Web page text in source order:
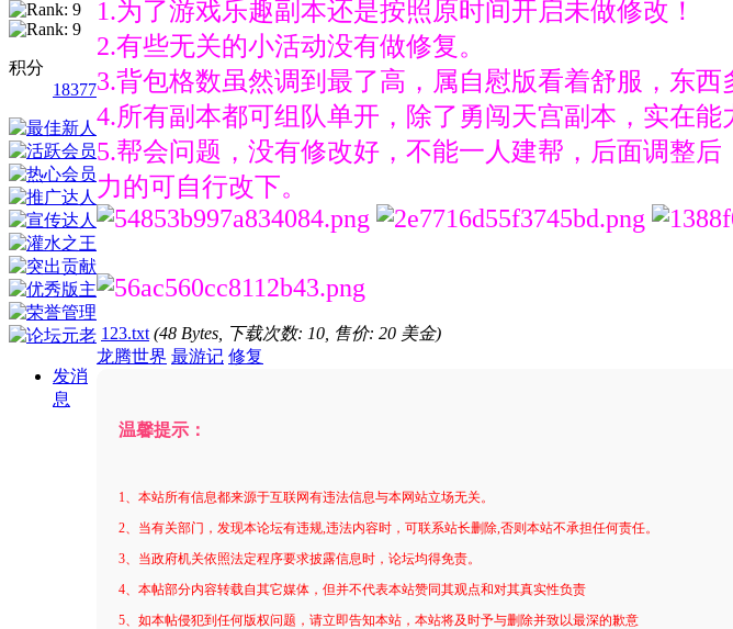
积分
18377
发消
息
1.为了游戏乐趣副本还是按照原时间开启未做修改！
2.有些无关的小活动没有做修复。
3.背包格数虽然调到最了高，属自慰版看着舒服，东西
4.所有副本都可组队单开，除了勇闯天宫副本，实在
5.帮会问题，没有修改好，不能一人建帮，后面调整
力的可自行改下。
123.txt (48 Bytes, 下载次数: 10, 售价: 20 美金)
龙腾世界 最游记 修复
温馨提示：
1、本站所有信息都来源于互联网有违法信息与本网站立场无关。
2、当有关部门，发现本论坛有违规,违法内容时，可联系站长删除,否则本站不承担任何责任。
3、当政府机关依照法定程序要求披露信息时，论坛均得免责。
4、本帖部分内容转载自其它媒体，但并不代表本站赞同其观点和对其真实性负责
5、如本帖侵犯到任何版权问题，请立即告知本站，本站将及时予与删除并致以最深的歉意